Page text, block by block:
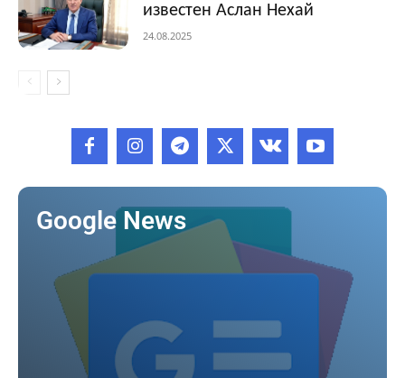
известен Аслан Нехай
24.08.2025
Google News